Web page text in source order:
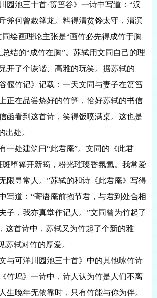
园池三十首·筼筜谷》一诗中写道：“汉
斧何曾赦箨龙。料得清贫馋太守，渭滨
同绘画理论主张是“画竹必先得成竹于胸
结的“成竹在胸”。苏轼用文同自己的理
开了个诙谐、高雅的玩笑。据苏轼的
偃竹记》记载：一天文同与妻子在筼筜
正在品尝烧好的竹笋，恰好苏轼的书信
函看到这首诗，笑得饭喷满桌。这也是
出处。
一处建筑曰“此君庵”。文同的《此君
斑堕箨开新筠，粉光璀璨香氛氲。我常爱
限寻常人。”苏轼的和诗《此君庵》写得
写道：“寄语庵前抱节君，与君到处合相
子，我亦真堂作记人。”文同曾为竹起了
这首诗中，苏轼又为竹起了个新的雅
苏轼对竹的厚爱。
与可洋川园池三十首》中的其他咏竹诗
竹坞》一诗中，诗人认为竹是人们不离
生晚年无依靠时，只有竹能与你为伴。